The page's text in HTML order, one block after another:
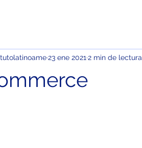
23 ene 2021 2 min de lectura